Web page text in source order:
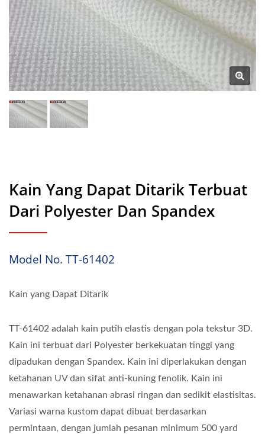
Kain Yang Dapat Ditarik Terbuat
Dari Polyester Dan Spandex
Model No. TT-61402
Kain yang Dapat Ditarik
TT-61402 adalah kain putih elastis dengan pola tekstur 3D.
Kain ini terbuat dari Polyester berkekuatan tinggi yang
dipadukan dengan Spandex. Kain ini diperlakukan dengan
ketahanan UV dan sifat anti-kuning fenolik. Kain ini
menawarkan ketahanan abrasi ringan dan sedikit elastisitas.
Variasi warna kustom dapat dibuat berdasarkan
permintaan, dengan jumlah pesanan minimum 500 yard